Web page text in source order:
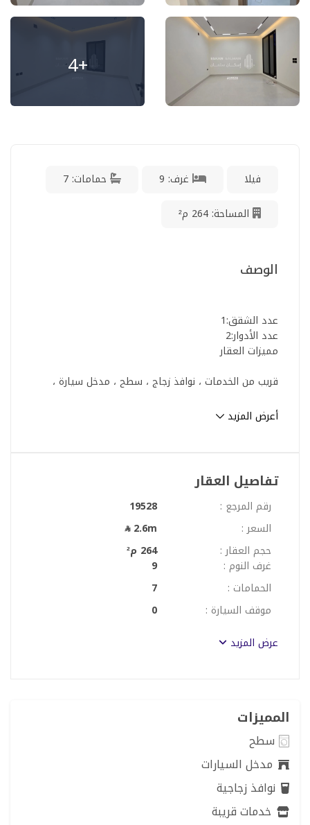
+4
فيلا غرف: 9
حمامات: 7
المساحة: 264 م²
الوصف
عدد الشقق:1
عدد الأدوار:2
مميزات العقار
قريب من الخدمات ، نوافذ زجاج ، سطح ، مدخل سيارة ،
رقم العرض: 19528
رقم ترخيص الإعلان: 7200921349
أعرض المزيد
تفاصيل العقار
رقم المرجع :
19528
السعر :
2.6m
حجم العقار :
264 م²
غرف النوم :
9
الحمامات :
7
موقف السيارة :
0
عرض المزيد
المميزات
سطح
مدخل السيارات
نوافذ زجاجية
خدمات قريبة